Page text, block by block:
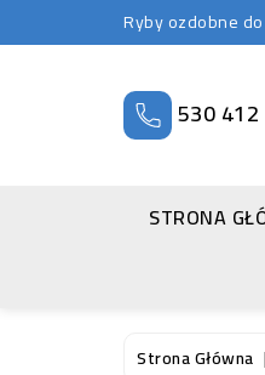
Ryby ozdobne
530
STRONA
Strona Główna